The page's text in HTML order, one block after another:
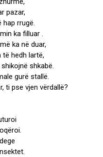
pazar,
hap rrugë.
ka filluar .
ka në duar,
të hedh lartë,
shkabë.
gurë stallë.
ti pse vjen vërdallë?